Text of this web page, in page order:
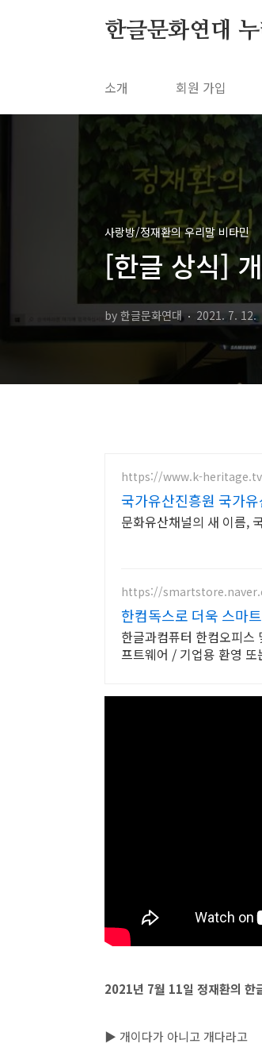
한글문화연대
소개 회원 가입
사랑방/정재환의 우리말 비타민
[한글 상식]
by 한글문화연대 2021. 7. 12.
https://www.k-heritage.tv
국가유산진흥원 국가
문화유산채널의 새 이름,
https://
한컴독스로 더욱 스마
한글과컴퓨터 한컴오피
프트웨어 / 기업용 환영
2021년 7월 11일 정재환의 한
▶ 개이다가 아니고 개다라고